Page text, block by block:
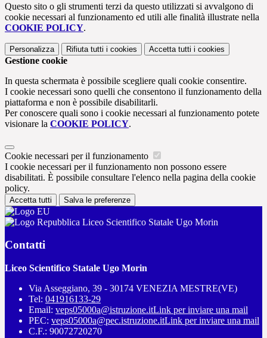
Questo sito o gli strumenti terzi da questo utilizzati si avvalgono di
cookie necessari al funzionamento ed utili alle finalità illustrate nella
COOKIE POLICY.
Personalizza Rifiuta tutti i cookies Accetta tutti i cookies
Gestione cookie
In questa schermata è possibile scegliere quali cookie consentire.
I cookie necessari sono quelli che consentono il funzionamento della
piattaforma e non è possibile disabilitarli.
Per conoscere quali sono i cookie necessari al funzionamento potete
visionare la COOKIE POLICY.
Cookie necessari per il funzionamento
I cookie necessari per il funzionamento non possono essere
disabilitati. È possibile consultare l'elenco nella pagina della cookie
policy.
Accetta tutti Salva le preferenze
Liceo Scientifico Statale Ugo Morin
Contatti
Liceo Scientifico Statale Ugo Morin
Via Asseggiano, 39 - 30174 VENEZIA MESTRE(VE)
Tel: 041916133-29
Email: veps05000a@istruzione.itLink per inviare una mail
PEC: veps05000a@pec.istruzione.itLink per inviare una mail
C.F.: 90072720270